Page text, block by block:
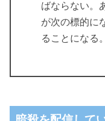
ばならない。
が次の標的に
ることになる。